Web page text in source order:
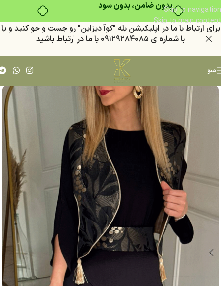
بدون ضامن، بدون سودSkip to navigation
Skip to main content
براي ارتباط با ما در اپليكيشن بله "كوآ ديزاين" رو جست و جو كنيد و يا
با شماره ي ٠٩١٢٩٢٨٤٠٨٥ با ما در ارتباط باشيد
منو